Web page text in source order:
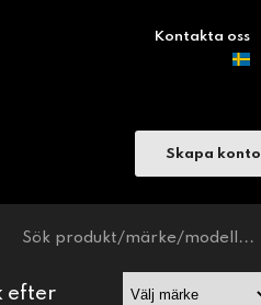
Kontakta oss
Skapa konto
efter